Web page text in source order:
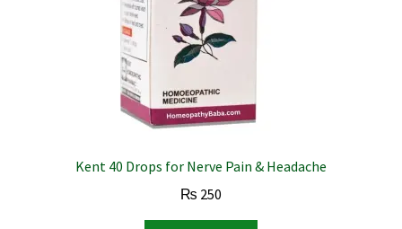
Kent 40 Drops for Nerve Pain & Headache
₨ 250